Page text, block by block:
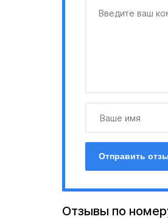
Отправить
Отзывы по